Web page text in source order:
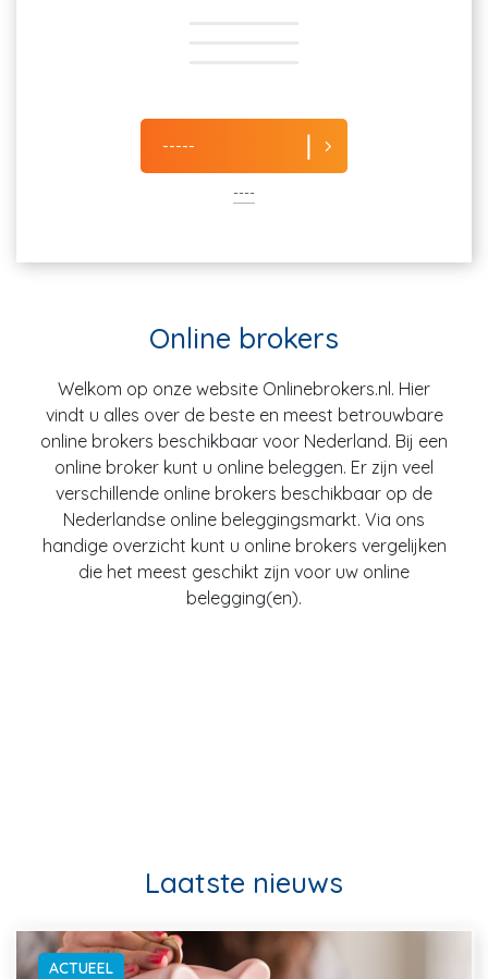
-----
----
Online brokers
Welkom op onze website Onlinebrokers.nl. Hier
vindt u alles over de beste en meest betrouwbare
online brokers beschikbaar voor Nederland. Bij een
online broker kunt u online beleggen. Er zijn veel
verschillende online brokers beschikbaar op de
Nederlandse online beleggingsmarkt. Via ons
handige overzicht kunt u online brokers vergelijken
die het meest geschikt zijn voor uw online
belegging(en).
Laatste nieuws
ACTUEEL